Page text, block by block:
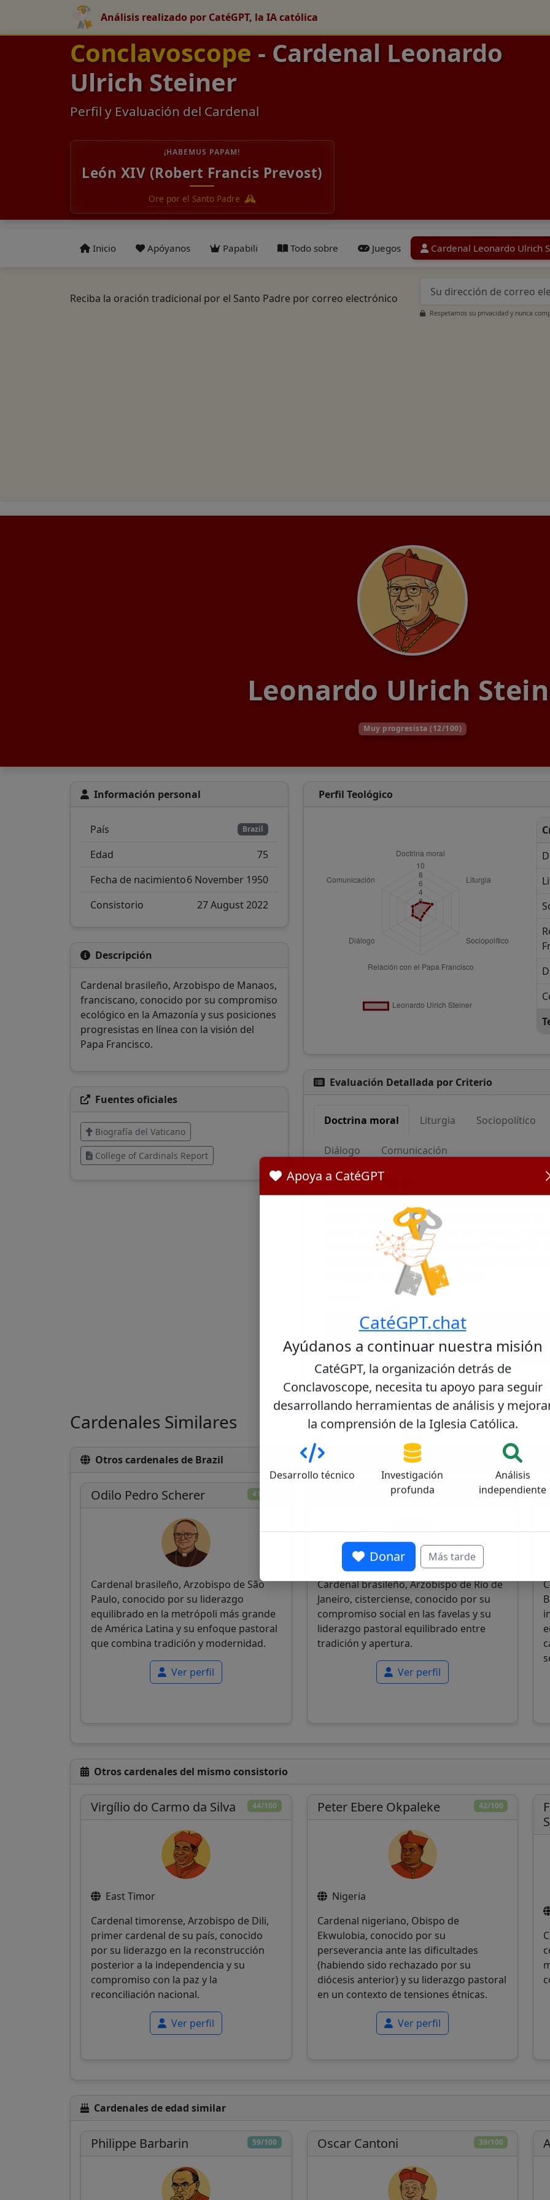
Análisis realizado por CatéGPT, la IA católica
Conclavoscope - Cardenal Leonardo
Ulrich Steiner
Perfil y Evaluación del Cardenal
¡HABEMUS PAPAM!
León XIV (Robert Francis Prevost)
Ore por el Santo Padre
Inicio Apóyanos Papabili Todo sobre Juegos Cardenal Leonardo Ulrich
Reciba la oración tradicional por el Santo Padre por correo electrónico
Respetamos su privacidad y nunca
Leonardo Ulrich
Muy progresista (12/100)
Información personal
País Brazil
Edad
75
Fecha de nacimiento6 November 1950
Consistorio
27 August 2022
Descripción
Cardenal brasileño, Arzobispo de Manaos,
franciscano, conocido por su compromiso
ecológico en la Amazonía y sus posiciones
progresistas en línea con la visión del
Papa Francisco.
Fuentes oficiales
Biografía del Vaticano
College of Cardinals Report
Perfil Teológico
Evaluación Detallada por Criterio
Doctrina moral Liturgia Sociopolítico
Diálogo Comunicación
Doctrina moral
Cardinal Steiner adopts a progressive stance
supported the legalization of civil unions for
Christians should not impose their morality on
advocated for the relaxation of clerical
of married men in certain contexts.
Cardinal Steiner Supports the Legalization of
The participants of the Synod: From very liberal
Cardenales Similares
Otros cardenales de Brazil
41/100
Odilo Pedro Scherer
Cardenal brasileño, Arzobispo de São
Paulo, conocido por su liderazgo
equilibrado en la metrópoli más grande
de América Latina y su enfoque pastoral
que combina tradición y modernidad.
Ver perfil
40/100
Orani João Tempesta
Cardenal brasileño, Arzobispo de Río de
Janeiro, cisterciense, conocido por su
compromiso social en las favelas y su
liderazgo pastoral equilibrado entre
tradición y apertura.
Ver perfil
Otros cardenales del mismo consistorio
44/100
Virgílio do Carmo da Silva
East Timor
Cardenal timorense, Arzobispo de Dili,
primer cardenal de su país, conocido
por su liderazgo en la reconstrucción
posterior a la independencia y su
compromiso con la paz y la
reconciliación nacional.
Ver perfil
42/100
Peter Ebere Okpaleke
Nigeria
Cardenal nigeriano, Obispo de
Ekwulobia, conocido por su
perseverancia ante las dificultades
(habiendo sido rechazado por su
diócesis anterior) y su liderazgo pastoral
en un contexto de tensiones étnicas.
Ver perfil
Cardenales de edad similar
59/100
Philippe Barbarin 39/100
Oscar Cantoni
Apoya a CatéGPT
CatéGPT.chat
Ayúdanos a continuar nuestra misión
CatéGPT, la organización detrás de
Conclavoscope, necesita tu apoyo para seguir
desarrollando herramientas de análisis y
la comprensión de la Iglesia Católica.
Desarrollo técnico
Investigación
profunda
Análisis
independiente
Donar Más tarde